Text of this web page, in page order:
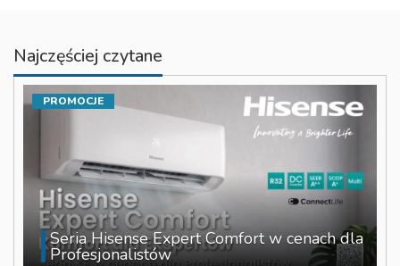
Najczęściej czytane
Seria Hisense Expert Comfort w cenach dla
Profesjonalistów
PROMOCJE